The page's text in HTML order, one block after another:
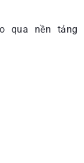
qua nền tảng